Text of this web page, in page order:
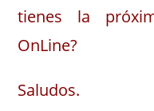
tienes la
OnLine?
Saludos.